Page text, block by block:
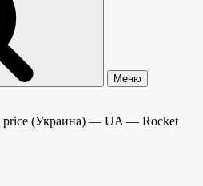
Меню
(Украина) — UA — Rocket